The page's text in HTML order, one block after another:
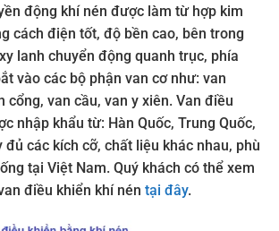
động khí nén được làm từ hợp kim
cách điện tốt, độ bền cao, bên trong
lanh chuyển động quanh trục, phía
vào các bộ phận van cơ như: van
cổng, van cầu, van y xiên. Van điều
nhập khẩu từ: Hàn Quốc, Trung Quốc,
các kích cỡ, chất liệu khác nhau, phù
tại Việt Nam. Quý khách có thể xem
điều khiển khí nén tại đây.